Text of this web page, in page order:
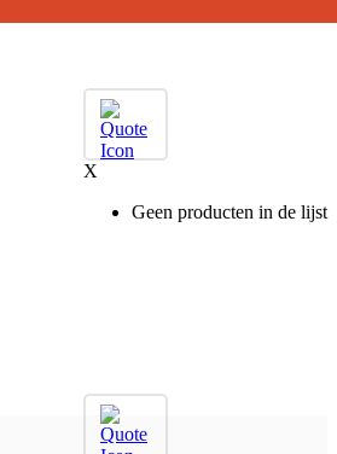
X
Geen producten in de lijst